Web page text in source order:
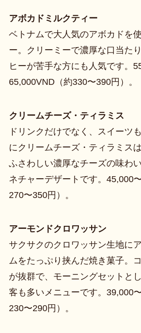
アボカドミルクティー
ベトナムで大人気のアボカドを
ー。クリーミーで濃厚な口当た
ヒーが苦手な方にも人気です。
65,000VND（約330〜390円）。
クリームチーズ・ティラミス
ドリンクだけでなく、スイーツ
にクリームチーズ・ティラミス
ふさわしい濃厚なチーズの味わ
ネチャーデザートです。45,000
270〜350円）。
アーモンドクロワッサン
サクサクのクロワッサン生地に
ムをたっぷり挟んだ焼き菓子。
が抜群で、モーニングセットと
客も多いメニューです。39,000
230〜290円）。